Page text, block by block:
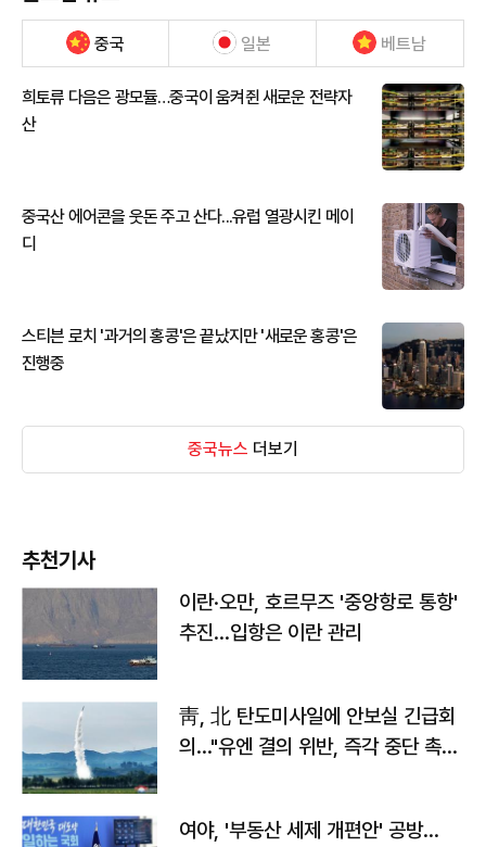
중국 일본 베트남
희토류 다음은 광모듈…중국이 움켜쥔 새로운 전략자
산
중국산 에어콘을 웃돈 주고 산다...유럽 열광시킨 메이
디
스티븐 로치 '과거의 홍콩'은 끝났지만 '새로운 홍콩'은
진행중
중국뉴스 더보기
추천기사
이란·오만, 호르무즈 '중앙항로 통항'
추진…입항은 이란 관리
靑, 北 탄도미사일에 안보실 긴급회
의…"유엔 결의 위반, 즉각 중단 촉
여야, '부동산 세제 개편안' 공방…